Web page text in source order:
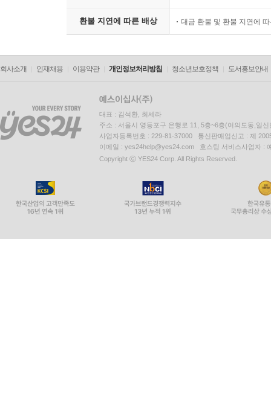
환불 지연에 따른 배상 대금 환불 및 환불 지연에
회사소개 인재채용 이용약관 개인정보처리방침 청소년보호정책 도서홍보안내
대표 : 김석환, 최세라
주소 : 서울시 영등포구 은행로 11, 5층~6층(여의도동,일신
사업자등록번호 : 229-81-37000 통신판매업신고 : 제
이메일 : yes24help@yes24.com 호스팅 서비스사업자 :
Copyright ⓒ YES24 Corp. All Rights Reserved.